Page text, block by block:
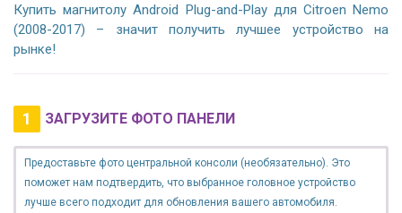
Купить магнитолу Android Plug-and-Play для Citroen Nemo
(2008-2017) – значит получить лучшее устройство на
рынке!
1 ЗАГРУЗИТЕ ФОТО ПАНЕЛИ
Предоставьте фото центральной консоли (необязательно). Это
поможет нам подтвердить, что выбранное головное устройство
лучше всего подходит для обновления вашего автомобиля.